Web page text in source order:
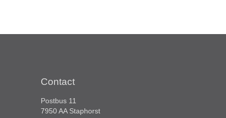
Contact
Postbus 11
7950 AA Staphorst